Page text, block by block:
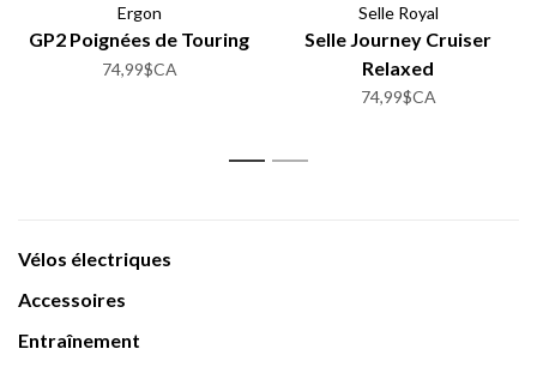
Ergon
GP2 Poignées de Touring
74,99$CA
Selle Royal
Selle Journey Cruiser
Relaxed
74,99$CA
1 2
Vélos électriques
Accessoires
Entraînement